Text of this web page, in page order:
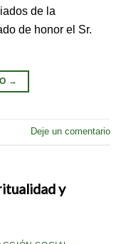
de la
de honor el Sr.
→
Deje un comentario
y